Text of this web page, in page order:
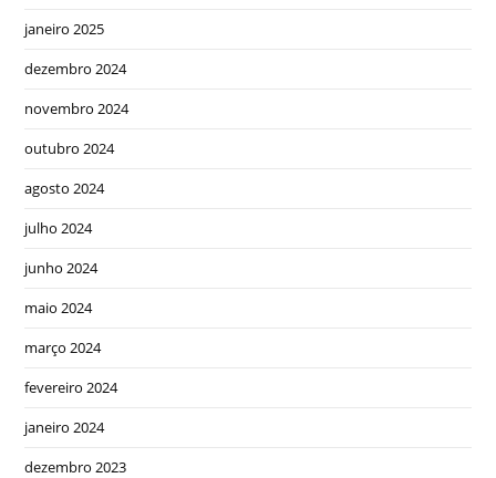
janeiro 2025
dezembro 2024
novembro 2024
outubro 2024
agosto 2024
julho 2024
junho 2024
maio 2024
março 2024
fevereiro 2024
janeiro 2024
dezembro 2023